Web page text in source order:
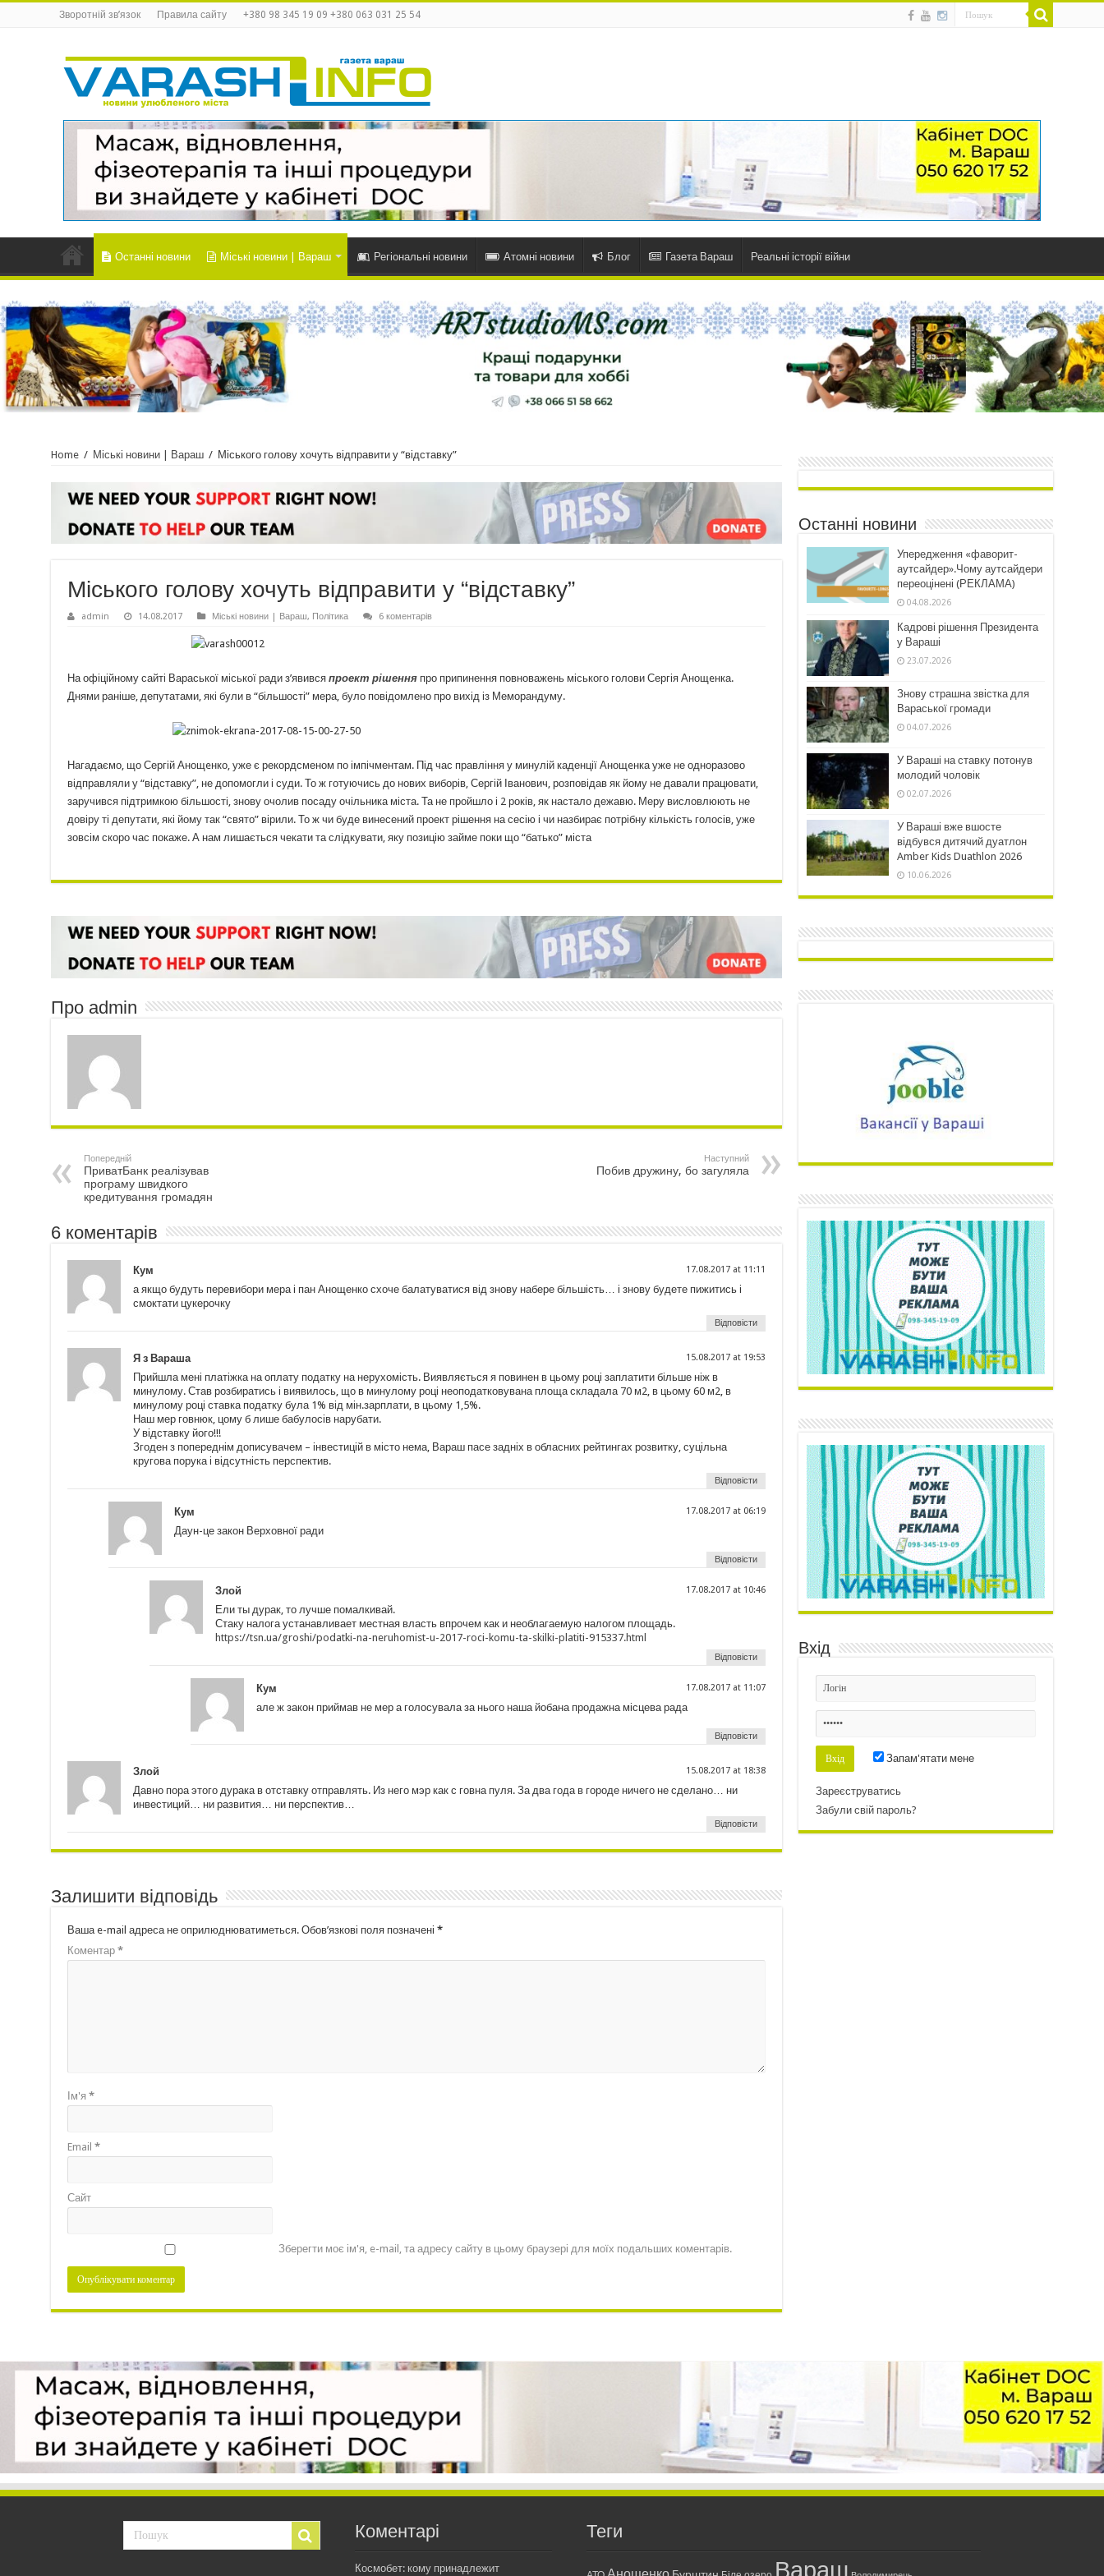
Зворотній зв’язок Правила сайту +380 98 345 19 09 +380 063 031 25 54
Останні новини Міські новини | Вараш Регіональні новини Атомні новини Блог Газета Вараш Реальні історії війни
Home / Міські новини | Вараш / Міського голову хочуть відправити у “відставку”
Міського голову хочуть відправити у “відставку”
admin 14.08.2017 Міські новини | Вараш, Політика 6 коментарів
На офіційному сайті Вараської міської ради з’явився проект рішення про припинення повноважень міського голови Сергія Анощeнка.
Днями раніше, депутатами, які були в “більшості” мера, було повідомлено про вихід із Меморандуму.
Нагадаємо, що Сергій Анощeнко, уже є рекордсменом по імпічментам. Під час правління у минулій каденції Анощeнка уже не одноразово
відправляли у “відставку”, не допомогли і суди. То ж готуючись до нових виборів, Сергій Іванович, розповідав як йому не давали працювати,
заручився підтримкою більшості, знову очолив посаду очільника міста. Та не пройшло і 2 років, як настало дежавю. Меру висловлюють не
довіру ті депутати, які йому так “свято” вірили. То ж чи буде винесений проект рішення на сесію і чи назбирає потрібну кількість голосів, уже
зовсім скоро час покаже. А нам лишається чекати та слідкувати, яку позицію займе поки що “батько” міста
Про admin
Попередній
ПриватБанк реалізував
програму швидкого
кредитування громадян
Наступний
Побив дружину, бо загуляла
6 коментарів
Кум 17.08.2017 at 11:11
а якщо будуть перевибори мера і пан Анощенко схоче балатуватися від знову набере більшість… і знову будете пижитись і
смоктати цукерочку
Відповісти
Я з Вараша 15.08.2017 at 19:53
Прийшла мені платіжка на оплату податку на нерухомість. Виявляється я повинен в цьому році заплатити більше ніж в
минулому. Став розбиратись і виявилось, що в минулому році неоподатковувана площа складала 70 м2, в цьому 60 м2, в
минулому році ставка податку була 1% від мін.зарплати, в цьому 1,5%.
Наш мер говнюк, цому б лише бабулосів нарубати.
У відставку його!!!
Згоден з попереднім дописувачем – інвестицій в місто нема, Вараш пасе задніх в обласних рейтингах розвитку, суцільна
кругова порука і відсутність перспектив.
Відповісти
Кум 17.08.2017 at 06:19
Даун-це закон Верховної ради
Відповісти
Злой 17.08.2017 at 10:46
Ели ты дурак, то лучше помалкивай.
Стаку налога устанавливает местная власть впрочем как и необлагаемую налогом площадь.
https://tsn.ua/groshi/podatki-na-neruhomist-u-2017-roci-komu-ta-skilki-platiti-915337.html
Відповісти
Кум 17.08.2017 at 11:07
але ж закон приймав не мер а голосувала за нього наша йобана продажна місцева рада
Відповісти
Злой 15.08.2017 at 18:38
Давно пора этого дурака в отставку отправлять. Из него мэр как с говна пуля. За два года в городе ничего не сделано… ни
инвестиций… ни развития… ни перспектив…
Відповісти
Залишити відповідь
Ваша e-mail адреса не оприлюднюватиметься. Обов’язкові поля позначені *
Коментар *
Ім'я *
Email *
Сайт
Зберегти моє ім'я, e-mail, та адресу сайту в цьому браузері для моїх подальших коментарів.
Останні новини
Упередження «фаворит-
аутсайдер».Чому аутсайдери
переоцінені (РЕКЛАМА)
04.08.2026
Кадрові рішення Президента
у Вараші
23.07.2026
Знову страшна звістка для
Вараської громади
04.07.2026
У Вараші на ставку потонув
молодий чоловік
02.07.2026
У Вараші вже вшосте
відбувся дитячий дуатлон
Amber Kids Duathlon 2026
10.06.2026
Вхід
Запам'ятати мене
Зареєструватись
Забули свій пароль?
Коментарі
Космобет: кому принадлежит
Теги
Вараш